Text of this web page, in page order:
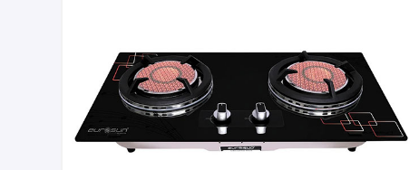
Phụ kiện tủ bếp, Khóa điện tử
Thiết Bị Công Nghiệp
Thiết bị văn phòng
Thiết bị vệ sinh